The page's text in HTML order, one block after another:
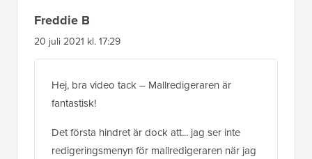
Freddie B
20 juli 2021 kl. 17:29
Hej, bra video tack – Mallredigeraren är
fantastisk!
Det första hindret är dock att... jag ser inte
redigeringsmenyn för mallredigeraren när jag